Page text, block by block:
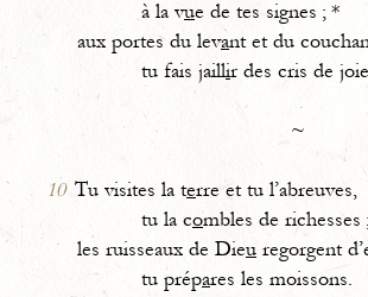
à la vue de tes signes ; *
aux portes du levant et du
tu fais jaillir des cris de
~
10 Tu visites la terre et tu l’abreuves,
tu la combles de richesses
les ruisseaux de Dieu regorgent
tu prépares les moissons.